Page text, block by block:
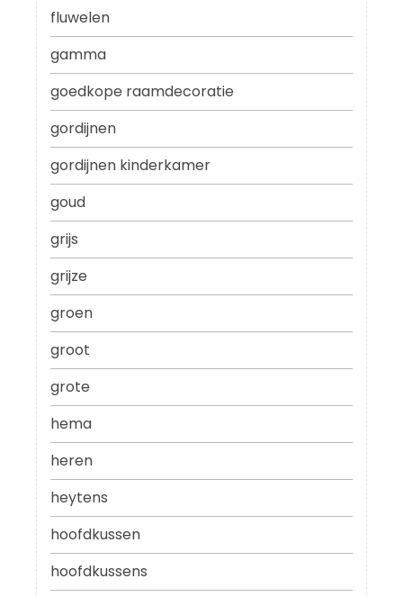
fluwelen
gamma
goedkope raamdecoratie
gordijnen
gordijnen kinderkamer
goud
grijs
grijze
groen
groot
grote
hema
heren
heytens
hoofdkussen
hoofdkussens